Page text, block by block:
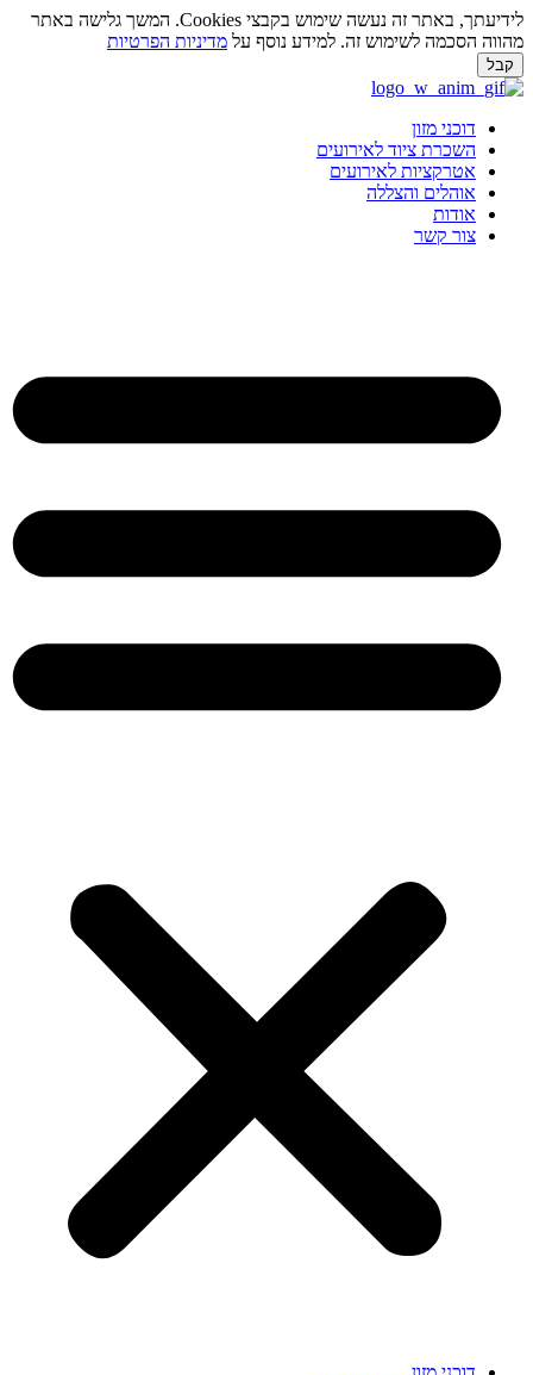
לידיעתך, באתר זה נעשה שימוש בקבצי Cookies. המשך גלישה באתר
מהווה הסכמה לשימוש זה. למידע נוסף עלמדיניות הפרטיות
קבל
דלג
דוכני מזון
השכרת ציוד לאירועים
אטרקציות לאירועים
אוהלים והצללה
אודות
צור קשר